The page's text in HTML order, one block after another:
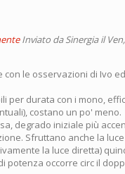
Inviato da Sinergiail
con le osservazioni di Ivo
per durata con i mono,
costano un po' meno.
degrado iniziale più
Sfruttano anche la
la luce diretta)
potenza occorre circ il